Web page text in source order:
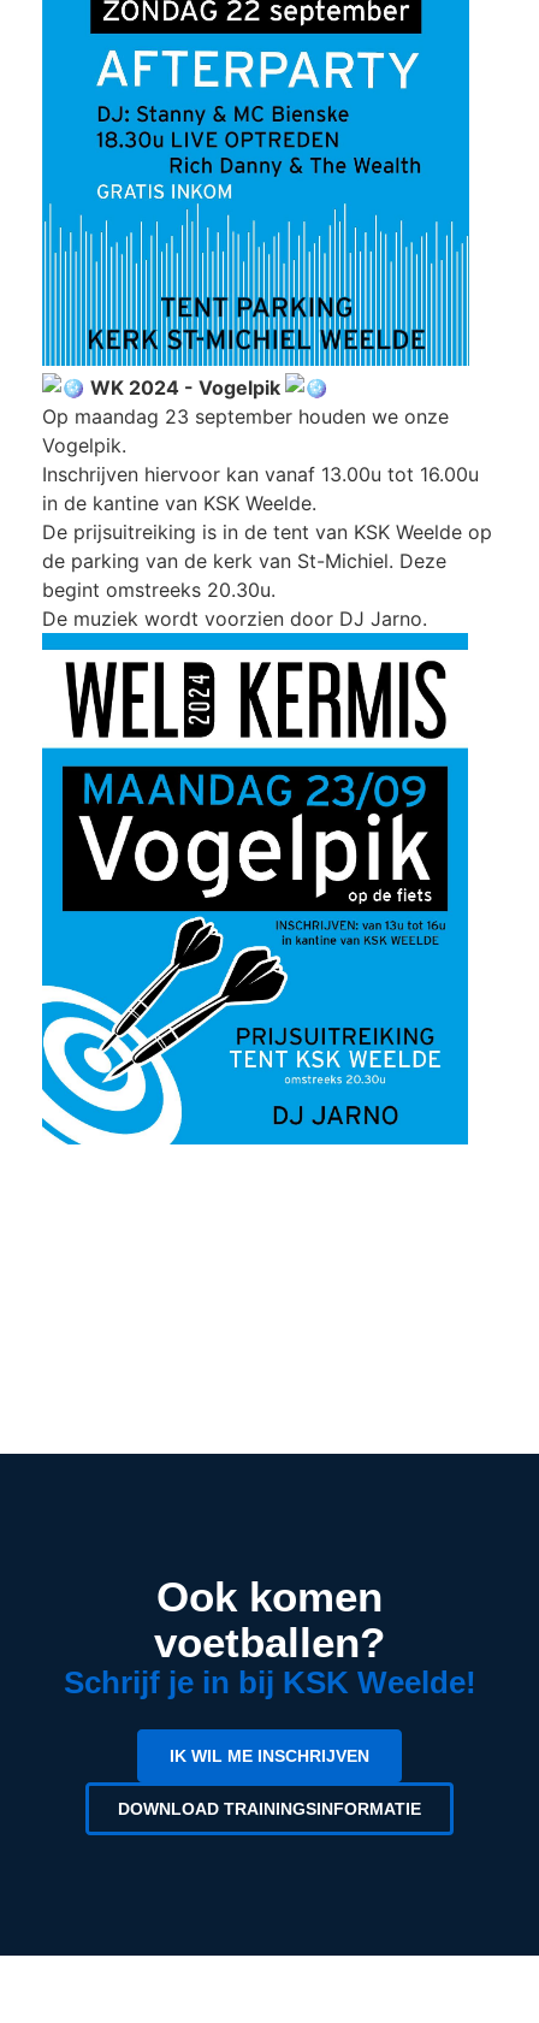
WK 2024 - Vogelpik
Op maandag 23 september houden we onze
Vogelpik.
Inschrijven hiervoor kan vanaf 13.00u tot 16.00u
in de kantine van KSK Weelde.
De prijsuitreiking is in de tent van KSK Weelde op
de parking van de kerk van St-Michiel. Deze
begint omstreeks 20.30u.
De muziek wordt voorzien door DJ Jarno.
Ook komen
voetballen?
Schrijf je in bij KSK Weelde!
IK WIL ME INSCHRIJVEN
DOWNLOAD TRAININGSINFORMATIE